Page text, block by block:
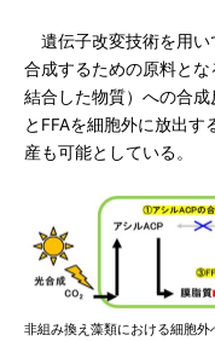
遺伝子改変技術を用い
合成するための原料と
結合した物質）への合
とFFAを細胞外に放出す
産も可能としている。
非組み換え藻類における細胞外